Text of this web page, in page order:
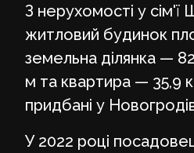
З нерухомості у сім'ї
житловий будинок
земельна ділянка —
м та квартира — 35,9
придбані у
У 2022 році